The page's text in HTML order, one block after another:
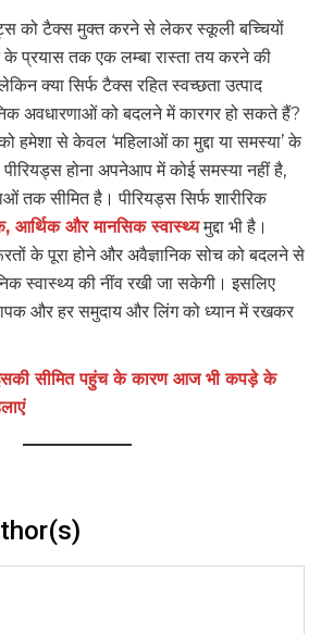
को टैक्स मुक्त करने से लेकर स्कूली बच्चियों
प्रयास तक एक लम्बा रास्ता तय करने की
क्या सिर्फ टैक्स रहित स्वच्छता उत्पाद
अवधारणाओं को बदलने में कारगर हो सकते हैं?
हमेशा से केवल ‘महिलाओं का मुद्दा या समस्या’ के
होना अपनेआप में कोई समस्या नहीं है,
तक सीमित है। पीरियड्स सिर्फ शारीरिक
आर्थिक और मानसिक स्वास्थ्यमुद्दा भी है।
के पूरा होने और अवैज्ञानिक सोच को बदलने से
स्वास्थ्य की नींव रखी जा सकेगी। इसलिए
और हर समुदाय और लिंग को ध्यान में रखकर
सीमित पहुंच के कारण आज भी कपड़े के